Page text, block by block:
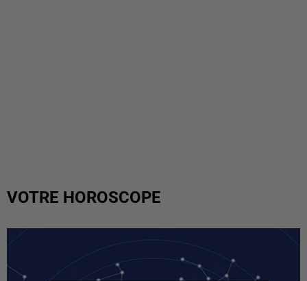
VOTRE HOROSCOPE